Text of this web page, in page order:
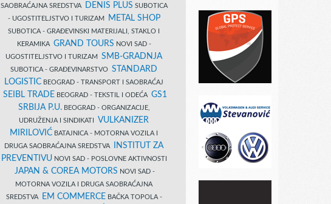
SAOBRAĆAJNA SREDSTVA
DENIS PLUS SUBOTICA
- UGOSTITELJSTVO I TURIZAM
METAL SHOP
SUBOTICA - GRAĐEVINSKI MATERIJALI, STAKLO I
KERAMIKA GRAND TOURS NOVI SAD -
UGOSTITELJSTVO I TURIZAM SMB-GRADNJA
SUBOTICA - GRAĐEVINARSTVO STANDARD
LOGISTIC BEOGRAD - TRANSPORT I SAOBRAĆAJ
SEIBL TRADE BEOGRAD - TEKSTIL I ODEĆA GS1
SRBIJA P.U.BEOGRAD - ORGANIZACIJE,
UDRUŽENJA I SINDIKATI VULKANIZER
MIRILOVIĆ BATAJNICA - MOTORNA VOZILA I
DRUGA SAOBRAĆAJNA SREDSTVA
INSTITUT ZA
PREVENTIVUNOVI SAD - POSLOVNE AKTIVNOSTI
JAPAN & COREA MOTORS NOVI SAD -
MOTORNA VOZILA I DRUGA SAOBRAĆAJNA
SREDSTVA
EM COMMERCE BAČKA TOPOLA -